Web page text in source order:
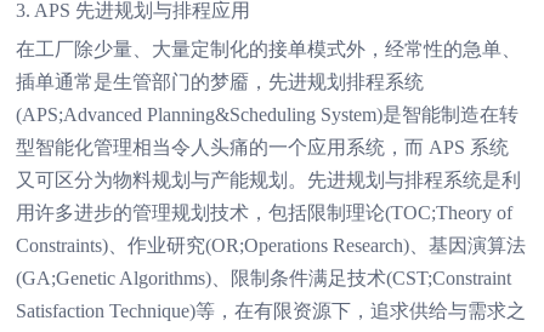
3. APS 先进规划与排程应用
在工厂除少量、大量定制化的接单模式外，经常性的急单、
插单通常是生管部门的梦靥，先进规划排程系统
(APS;Advanced Planning&Scheduling System)是智能制造在转
型智能化管理相当令人头痛的一个应用系统，而 APS 系统
又可区分为物料规划与产能规划。先进规划与排程系统是利
用许多进步的管理规划技术，包括限制理论(TOC;Theory of
Constraints)、作业研究(OR;Operations Research)、基因演算法
(GA;Genetic Algorithms)、限制条件满足技术(CST;Constraint
Satisfaction Technique)等，在有限资源下，追求供给与需求之